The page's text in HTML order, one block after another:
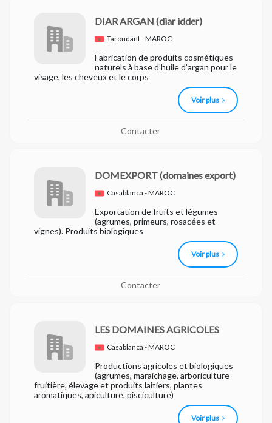
DIAR ARGAN (diar idder)
Taroudant - MAROC
Fabrication de produits cosmétiques
naturels à base d’huile d’argan pour le
visage, les cheveux et le corps
Voir plus
Contacter
DOMEXPORT(domaines export)
Casablanca - MAROC
Exportation de fruits et légumes
(agrumes, primeurs, rosacées et
vignes). Produits biologiques
Voir plus
Contacter
LES DOMAINES AGRICOLES
Casablanca - MAROC
Productions agricoles et biologiques
(agrumes, maraichage, arboriculture
fruitière, élevage et produits laitiers, plantes
aromatiques, apiculture, pisciculture)
Voir plus